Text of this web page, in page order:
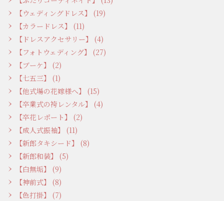
【ウェディングドレス】 (19)
【カラードレス】 (11)
【ドレスアクセサリー】 (4)
【フォトウェディング】 (27)
【ブーケ】 (2)
【七五三】 (1)
【他式場の花嫁様へ】 (15)
【卒業式の袴レンタル】 (4)
【卒花レポート】 (2)
【成人式振袖】 (11)
【新郎タキシード】 (8)
【新郎和装】 (5)
【白無垢】 (9)
【神前式】 (8)
【色打掛】 (7)